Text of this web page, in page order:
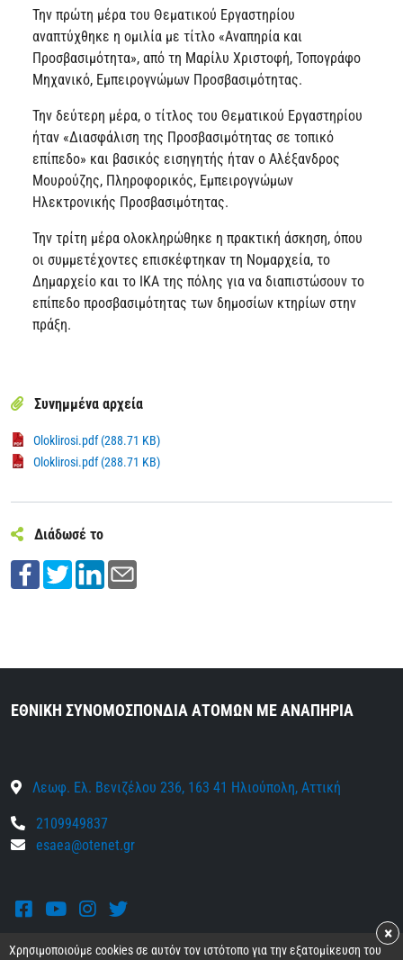
Την πρώτη μέρα του Θεματικού Εργαστηρίου
αναπτύχθηκε η ομιλία με τίτλο «Αναπηρία και
Προσβασιμότητα», από τη Μαρίλυ Χριστοφή, Τοπογράφο
Μηχανικό, Εμπειρογνώμων Προσβασιμότητας.
Την δεύτερη μέρα, ο τίτλος του Θεματικού Εργαστηρίου
ήταν «Διασφάλιση της Προσβασιμότητας σε τοπικό
επίπεδο» και βασικός εισηγητής ήταν ο Αλέξανδρος
Μουρούζης, Πληροφορικός, Εμπειρογνώμων
Ηλεκτρονικής Προσβασιμότητας.
Την τρίτη μέρα ολοκληρώθηκε η πρακτική άσκηση, όπου
οι συμμετέχοντες επισκέφτηκαν τη Νομαρχεία, το
Δημαρχείο και το ΙΚΑ της πόλης για να διαπιστώσουν το
επίπεδο προσβασιμότητας των δημοσίων κτηρίων στην
πράξη.
Συνημμένα αρχεία
Oloklirosi.pdf (288.71 KB)
Oloklirosi.pdf (288.71 KB)
Διάδωσέ το
ΕΘΝΙΚΗ ΣΥΝΟΜΟΣΠΟΝΔΙΑ ΑΤΟΜΩΝ ΜΕ ΑΝΑΠΗΡΙΑ
Λεωφ. Ελ. Βενιζέλου 236, 163 41 Ηλιούπολη, Αττική
2109949837
esaea@otenet.gr
FacebookYoutubeInstagram
Twitter
Χρησιμοποιούμε cookies σε αυτόν τον ιστότοπο για την εξατομίκευση του
×